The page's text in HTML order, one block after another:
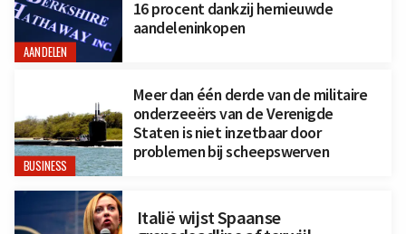
AANDELEN
16 procent dankzij hernieuwde
aandeleninkopen
BUSINESS
Meer dan één derde van de militaire
onderzeeërs van de Verenigde
Staten is niet inzetbaar door
problemen bij scheepswerven
Italië wijst Spaanse